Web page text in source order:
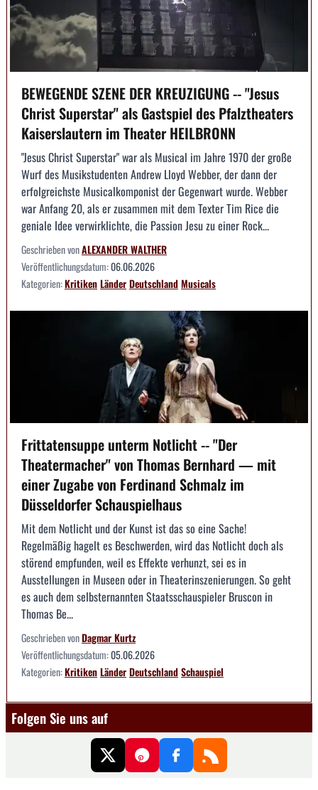
BEWEGENDE SZENE DER KREUZIGUNG -- "Jesus
Christ Superstar" als Gastspiel des Pfalztheaters
Kaiserslautern im Theater HEILBRONN
"Jesus Christ Superstar" war als Musical im Jahre 1970 der große
Wurf des Musikstudenten Andrew Lloyd Webber, der dann der
erfolgreichste Musicalkomponist der Gegenwart wurde. Webber
war Anfang 20, als er zusammen mit dem Texter Tim Rice die
geniale Idee verwirklichte, die Passion Jesu zu einer Rock...
Geschrieben vonALEXANDER WALTHER
Veröffentlichungsdatum:06.06.2026
Kategorien:KritikenLänderDeutschlandMusicals
Frittatensuppe unterm Notlicht -- "Der
Theatermacher" von Thomas Bernhard — mit
einer Zugabe von Ferdinand Schmalz im
Düsseldorfer Schauspielhaus
Mit dem Notlicht und der Kunst ist das so eine Sache!
Regelmäßig hagelt es Beschwerden, wird das Notlicht doch als
störend empfunden, weil es Effekte verhunzt, sei es in
Ausstellungen in Museen oder in Theaterinszenierungen. So geht
es auch dem selbsternannten Staatsschauspieler Bruscon in
Thomas Be...
Geschrieben vonDagmar Kurtz
Veröffentlichungsdatum:05.06.2026
Kategorien:KritikenLänderDeutschlandSchauspiel
Folgen Sie uns auf